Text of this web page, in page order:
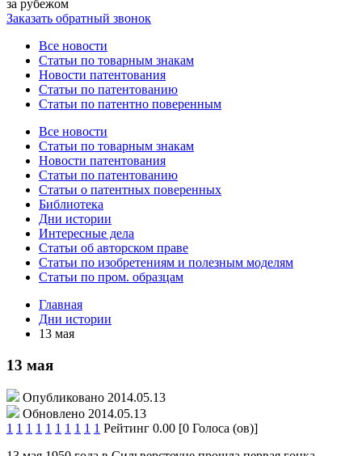
за рубежом
Заказать обратный звонок
Все новости
Статьи по товарным знакам
Новости патентования
Статьи по патентованию
Статьи по патентно поверенным
Все новости
Статьи по товарным знакам
Новости патентования
Статьи по патентованию
Статьи о патентных поверенных
Библиотека
Дни истории
Интересные дела
Статьи об авторском праве
Статьи по изобретениям и полезным моделям
Статьи по пром. образцам
Главная
Дни истории
13 мая
13 мая
Опубликовано 2014.05.13
Обновлено 2014.05.13
1 1 1 1 1 1 1 1 1 1 Рейтинг 0.00 [0 Голоса (ов)]